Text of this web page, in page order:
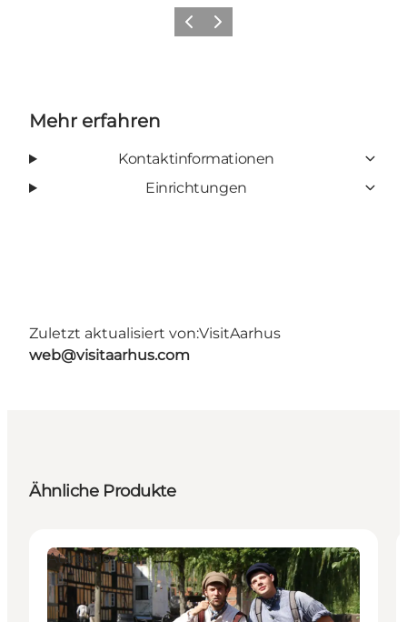
ZurückWeiter
Mehr erfahren
Kontaktinformationen
Einrichtungen
Zuletzt aktualisiert von:VisitAarhus
web@visitaarhus.com
Ähnliche Produkte
Attraktionen